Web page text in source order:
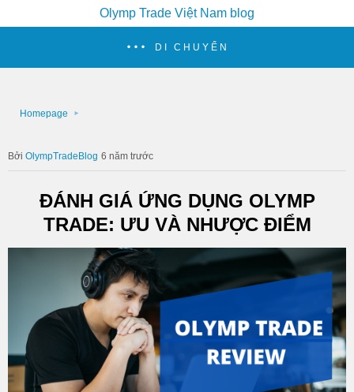
Olymp Trade Việt Nam blog
DI CHUYỂN
Homepage
OlympTradeBlog 6 năm trước
ĐÁNH GIÁ ỨNG DỤNG OLYMP
TRADE: ƯU VÀ NHƯỢC ĐIỂM